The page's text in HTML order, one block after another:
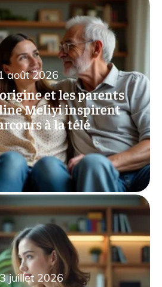
et les parents
Meliyi inspirent
à la télé
août 2026
juillet 2026